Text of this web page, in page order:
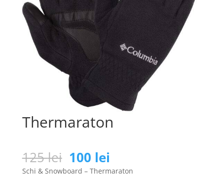
Thermaraton
125lei Prețul
inițial
100 lei
curent
Schi & Snowboard – Thermaraton